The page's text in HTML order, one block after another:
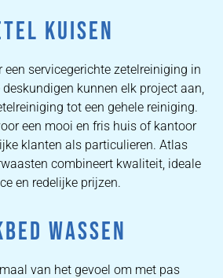
KUISEN
een servicegerichte zetelreiniging in
deskundigen kunnen elk project aan,
tot een gehele reiniging.
een mooi en fris huis of kantoor
klanten als particulieren. Atlas
combineert kwaliteit, ideale
en redelijke prijzen.
WASSEN
van het gevoel om met pas